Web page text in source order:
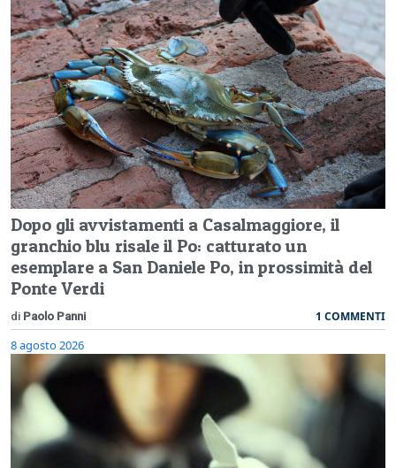
Dopo gli avvistamenti a Casalmaggiore, il
granchio blu risale il Po: catturato un
esemplare a San Daniele Po, in prossimità del
Ponte Verdi
di Paolo Panni 1 COMMENTI
8 agosto 2026